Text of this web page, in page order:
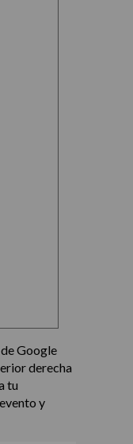
Google
derecha
tu
y